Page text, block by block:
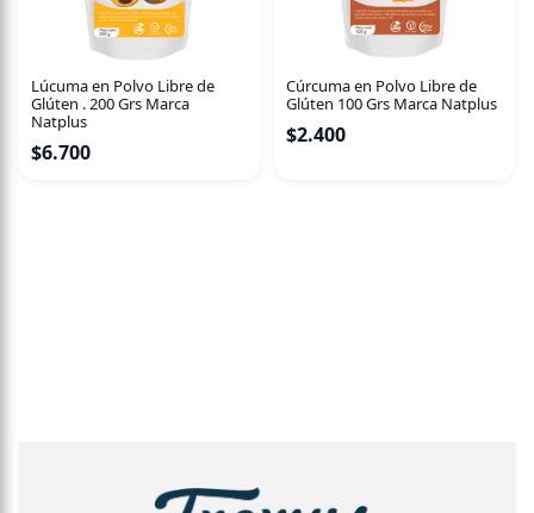
Lúcuma en Polvo Libre de
Glúten . 200 Grs Marca
Natplus
$6.700
Cúrcuma en Polvo Libre de
Glúten 100 Grs Marca Natplus
$2.400